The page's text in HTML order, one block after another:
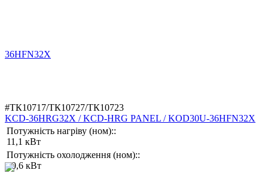
#ТК10717/ТК10727/ТК10723
KCD-36HRG32X / KCD-HRG PANEL / KOD30U-36HFN32X
Потужність нагріву (ном)::
11,1 кВт
Потужність охолодження (ном)::
10,6 кВт